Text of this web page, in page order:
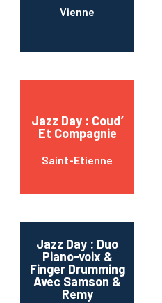
Vienne
Jazz Day : Coud’
Et Compagnie
Saint-Etienne
Jazz Day : Duo
Piano-voix &
Finger Drumming
Avec Samson &
Remy